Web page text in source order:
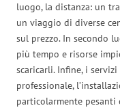
luogo, la distanza: un
un viaggio di diverse
sul prezzo. In secondo
più tempo e risorse
scaricarli. Infine, i
professionale,
particolarmente pesanti